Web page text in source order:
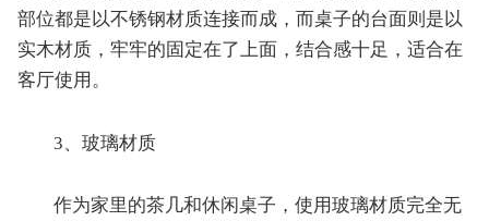
部位都是以不锈钢材质连接而成，而桌子的台面则是以
实木材质，牢牢的固定在了上面，结合感十足，适合在
客厅使用。
3、玻璃材质
作为家里的茶几和休闲桌子，使用玻璃材质完全无